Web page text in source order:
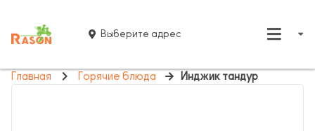
Выберите адрес
Главная Горячие блюда Инджик тандур